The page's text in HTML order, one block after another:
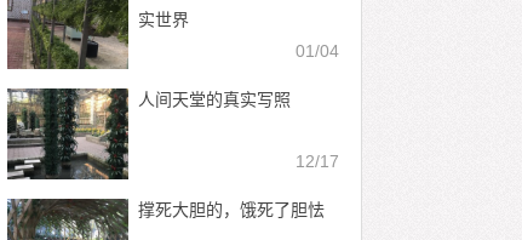
实世界
01/04
人间天堂的真实写照
12/17
撑死大胆的，饿死了胆怯